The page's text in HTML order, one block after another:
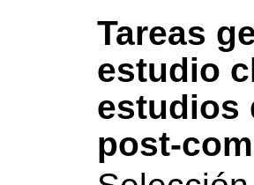
Tareas
estudio
estudios
post-